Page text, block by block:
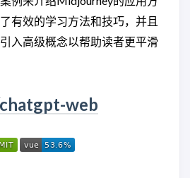
有效的学习方法和技巧，并且
入高级概念以帮助读者更平滑
web